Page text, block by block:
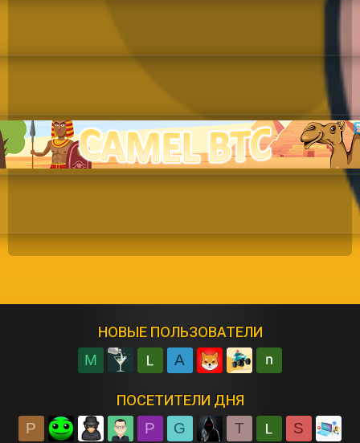
НОВЫЕ ПОЛЬЗОВАТЕЛИ
M A
ПОСЕТИТЕЛИ ДНЯ
P P G T
S